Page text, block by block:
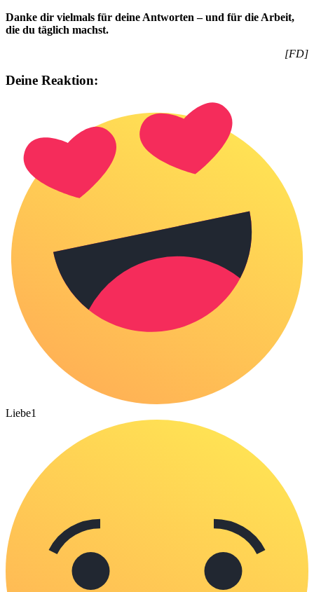
Danke dir vielmals für deine Antworten – und für die Arbeit,
die du täglich machst.
[FD]
Deine Reaktion:
Liebe1